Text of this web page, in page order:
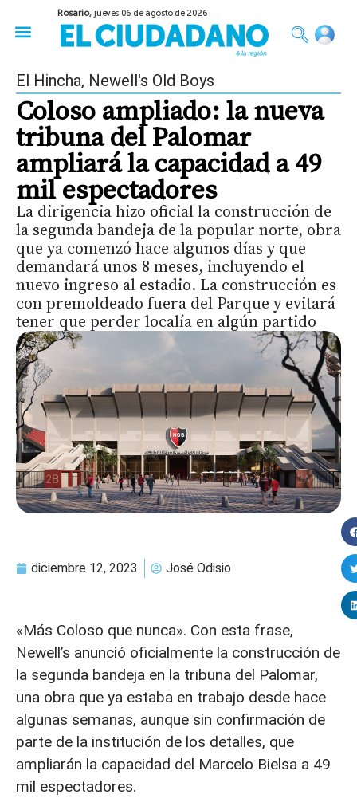
Rosario,jueves 06 de agosto de 2026
El Hincha, Newell's Old Boys
Coloso ampliado: la nueva
tribuna del Palomar
ampliará la capacidad a 49
mil espectadores
La dirigencia hizo oficial la construcción de
la segunda bandeja de la popular norte, obra
que ya comenzó hace algunos días y que
demandará unos 8 meses, incluyendo el
nuevo ingreso al estadio. La construcción es
con premoldeado fuera del Parque y evitará
tener que perder localía en algún partido
diciembre 12, 2023 José Odisio
«Más Coloso que nunca». Con esta frase,
Newell’s anunció oficialmente la construcción de
la segunda bandeja en la tribuna del Palomar,
una obra que ya estaba en trabajo desde hace
algunas semanas, aunque sin confirmación de
parte de la institución de los detalles, que
ampliarán la capacidad del Marcelo Bielsa a 49
mil espectadores.